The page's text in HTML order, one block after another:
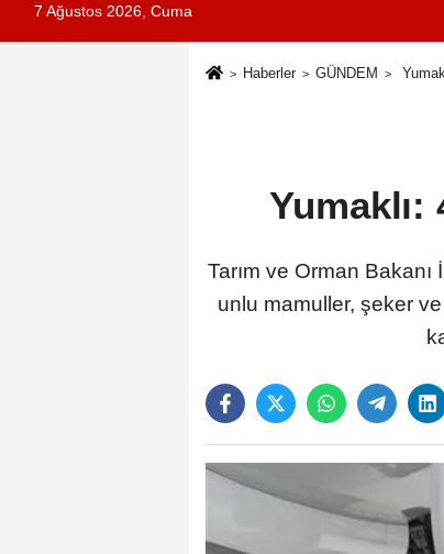
7 Ağustos 2026, Cuma
Haberler GÜNDEM
Tarım ve Orman
unlu mamuller, şeker